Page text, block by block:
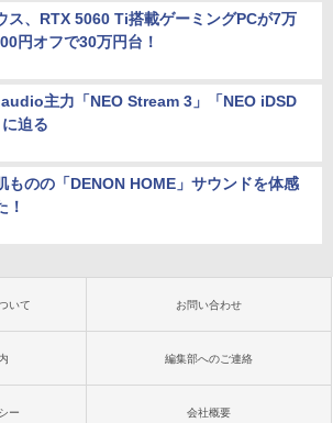
ス、RTX 5060 Ti搭載ゲーミングPCが7万
円オフで30万円台！
主力「NEO Stream 3」「NEO iDSD
迫る
ものの「DENON HOME」サウンドを体感
！
いて お問い合わせ
編集部へのご連絡
ー 会社概要